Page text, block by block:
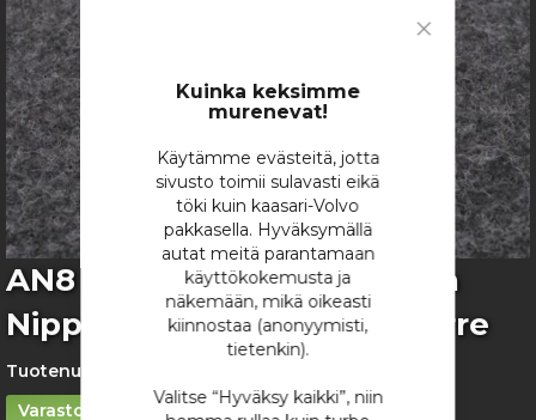
Close
Cookie
Kuinka keksimme
murenevat!
Käytämme evästeitä, jotta
sivusto toimii sulavasti eikä
töki kuin kaasari-Volvo
pakkasella. Hyväksymällä
autat meitä parantamaan
käyttökokemusta ja
näkemään, mikä oikeasti
kiinnostaa (anonyymisti,
tietenkin).
Valitse “Hyväksy kaikki”, niin
Skip
to
the
beginning
of
images
AN8 Alumiininen Hitsattava
Nippa, 3/4"X16 UNF Uroskierre
Tuotenumero:
Varastossa